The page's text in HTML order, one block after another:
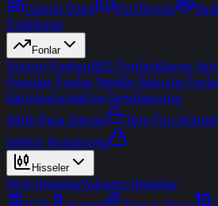
Günün Özeti Portföyüm
Endeksler
Fonlar
Yatırım FonlarıBES FonlarıBorsa
Popüler Fonlar YeniBir Bakışta
KarşılaştırmaFon Simülasyonu
Akıllı Para Sinyali
Ters Fon Arama
Sektör Rotasyonu
Hisseler
Yerli HisselerYabancı Hisseler